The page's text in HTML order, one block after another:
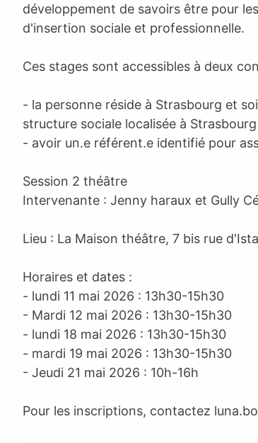
développement de savoirs être pour
d'insertion sociale et professionnelle.
Ces stages sont accessibles à deux
- la personne réside à Strasbourg et
structure sociale localisée à Strasbourg
- avoir un.e référent.e identifié pour
Session 2 théâtre
Intervenante : Jenny haraux et Gully
Lieu : La Maison théâtre, 7 bis rue
Horaires et dates :
- lundi 11 mai 2026 : 13h30-15h30
- Mardi 12 mai 2026 : 13h30-15h30
- lundi 18 mai 2026 : 13h30-15h30
- mardi 19 mai 2026 : 13h30-15h30
- Jeudi 21 mai 2026 : 10h-16h
Pour les inscriptions, contactez